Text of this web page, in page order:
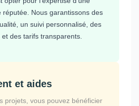
réputée. Nous garantissons des
un suivi personnalisé, des
des tarifs transparents.
et aides
projets, vous pouvez bénéficier